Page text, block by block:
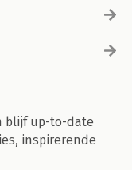
blijf up-to-date
inspirerende